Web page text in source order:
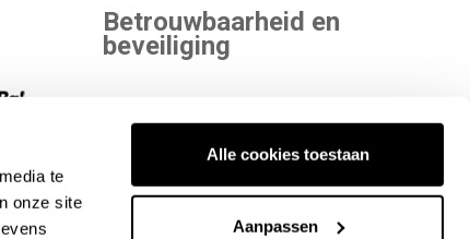
te
onze site
Alle cookies toestaan
Aanpassen
alle
Betrouwbaarheid en
beveiliging
Binnen aan onafhankelijke entiteiten die
onze kwaliteit beoordelen.